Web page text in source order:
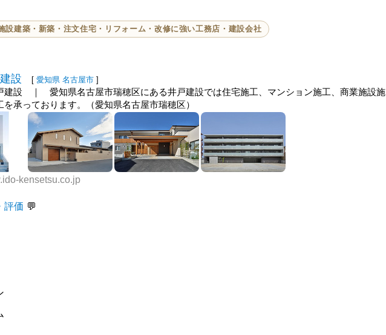
設建築・新築・注文住宅・リフォーム・改修に強い工務店・建設会社
設 [ 愛知県 名古屋市 ]
設 ｜ 愛知県名古屋市瑞穂区にある井戸建設では住宅施工、マンション施工、商業施設施
を承っております。（愛知県名古屋市瑞穂区）
kensetsu.co.jp
評価